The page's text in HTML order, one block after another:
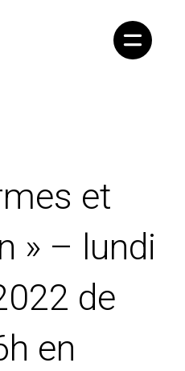
et
» – lundi
de
en